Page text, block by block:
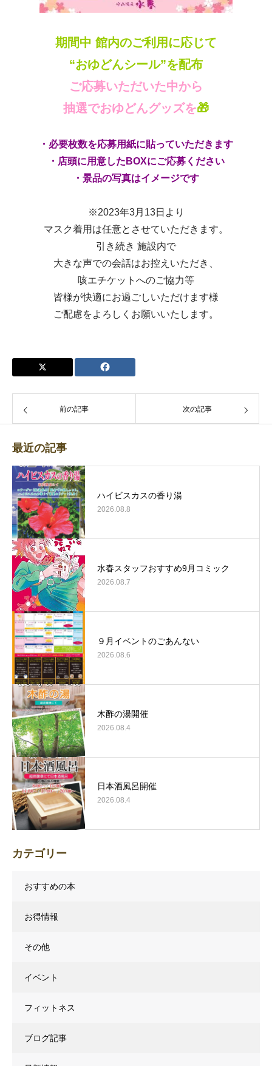
期間中 館内のご利用に応じて
“おゆどんシール”を配布
ご応募いただいた中から
抽選でおゆどんグッズを🎁
・必要枚数を応募用紙に貼っていただきます
・店頭に用意したBOXにご応募ください
・景品の写真はイメージです
※2023年3月13日より
マスク着用は任意とさせていただきます。
引き続き 施設内で
大きな声での会話はお控えいただき、
咳エチケットへのご協力等
皆様が快適にお過ごしいただけます様
ご配慮をよろしくお願いいたします。
前の記事 次の記事
最近の記事
ハイビスカスの香り湯
2026.08.8
水春スタッフおすすめ9月コミック
2026.08.7
９月イベントのごあんない
2026.08.6
木酢の湯開催
2026.08.4
日本酒風呂開催
2026.08.4
カテゴリー
おすすめの本
お得情報
その他
イベント
フィットネス
ブログ記事